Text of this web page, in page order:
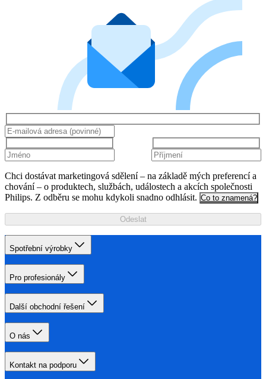
Chci dostávat marketingová sdělení – na základě mých preferencí a
chování – o produktech, službách, událostech a akcích společnosti
Philips. Z odběru se mohu kdykoli snadno odhlásit. Co to znamená?
Odeslat
Spotřební výrobky
Pro profesionály
Další obchodní řešení
O nás
Kontakt na podporu